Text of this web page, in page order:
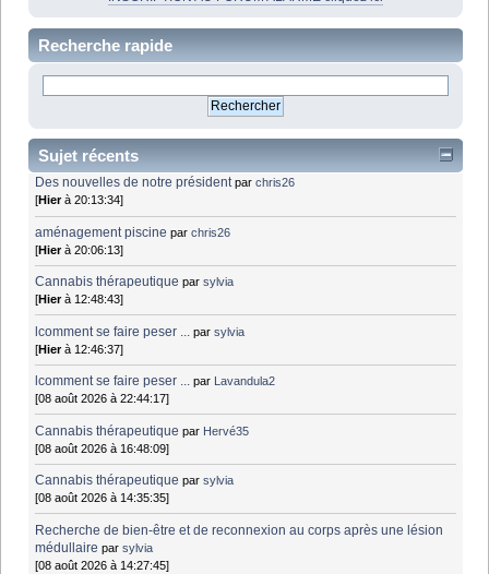
Recherche rapide
Sujet récents
Des nouvelles de notre président parchris26
[Hierà 20:13:34]
aménagement piscine parchris26
[Hierà 20:06:13]
Cannabis thérapeutique parsylvia
[Hierà 12:48:43]
lcomment se faire peser ... parsylvia
[Hierà 12:46:37]
lcomment se faire peser ... par Lavandula2
[08 août 2026 à 22:44:17]
Cannabis thérapeutique par Hervé35
[08 août 2026 à 16:48:09]
Cannabis thérapeutique parsylvia
[08 août 2026 à 14:35:35]
Recherche de bien-être et de reconnexion au corps après une lésion
médullaire parsylvia
[08 août 2026 à 14:27:45]